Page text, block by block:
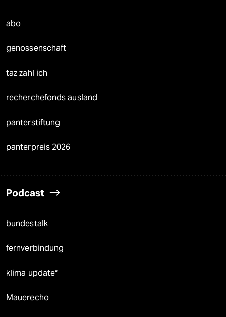
abo
genossenschaft
taz zahl ich
recherchefonds ausland
panterstiftung
panterpreis 2026
Podcast
bundestalk
fernverbindung
klima update°
Mauerecho